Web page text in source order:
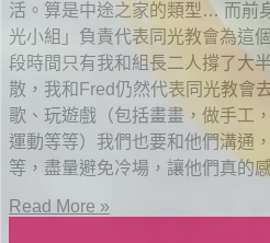
活。算是中途之家的類型… 而前
光小組」負責代表同光教會為這
段時間只有我和組長二人撐了大
散，我和Fred仍然代表同光教會
歌、玩遊戲（包括畫畫，做手工
運動等等）我們也要和他們溝通
等，盡量避免冷場，讓他們真的
Read More »